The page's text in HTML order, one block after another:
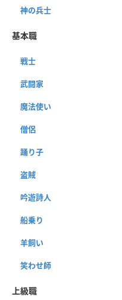
神の兵士
基本職
戦士
武闘家
魔法使い
僧侶
踊り子
盗賊
吟遊詩人
船乗り
羊飼い
笑わせ師
上級職